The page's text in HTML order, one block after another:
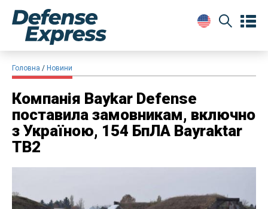
Головна Новини
Компанія Baykar Defense
поставила замовникам, включно
з Україною, 154 БпЛА Bayraktar
TB2